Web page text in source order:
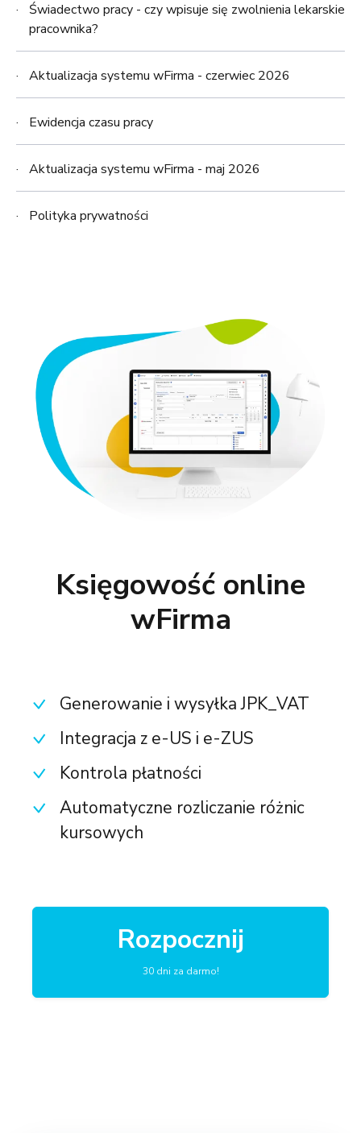
Świadectwo pracy - czy wpisuje się zwolnienia lekarskie
pracownika?
Aktualizacja systemu wFirma - czerwiec 2026
Ewidencja czasu pracy
Aktualizacja systemu wFirma - maj 2026
Polityka prywatności
Księgowość online
wFirma
Generowanie i wysyłka JPK_VAT
Integracja z e-US i e-ZUS
Kontrola płatności
Automatyczne rozliczanie różnic
kursowych
Rozpocznij
30 dni za darmo!